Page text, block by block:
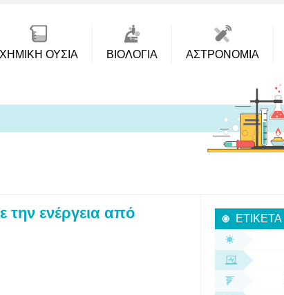
ΧΗΜΙΚΉ ΟΥΣΊΑ ΒΙΟΛΟΓΊΑ ΑΣΤΡΟΝΟΜΊΑ
την ενέργεια από
ΕΤΙΚΈΤΑ